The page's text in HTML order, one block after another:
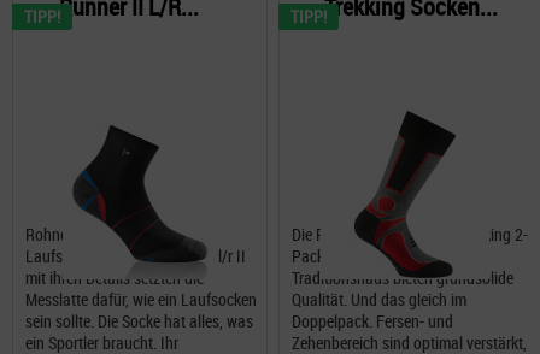
TIPP!
Rohner Silver Runner II L/R
Laufsocken Die Silver Runner l/r II
mit ihren Details setzten die
Messlatte dafür, wie ein Laufsocken
sein sollte. Die Socke hat alles, was
ein Sportler braucht. Ihr
TIPP!
Die Rohner Basic Socken Trekking 2-
Pack aus dem Schweizer
Traditionshaus bieten grundsolide
Qualität. Und das gleich im
Doppelpack. Fersen- und
Zehenbereich sind optimal verstärkt,